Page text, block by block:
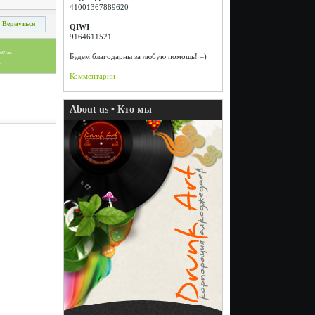
Вернуться
41001367889620
QIWI
9164611521
Будем благодарны за любую помощь! =)
Комментарии
About us • Кто мы